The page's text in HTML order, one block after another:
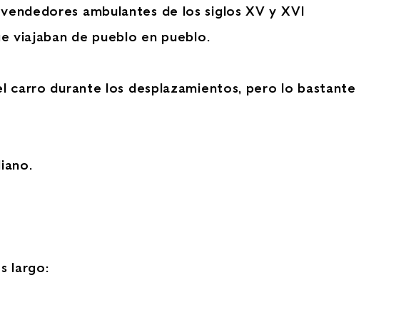
ambulantes de los siglos XV y XVI
viajaban de pueblo en pueblo.
carro durante los desplazamientos, pero lo bastante
largo: